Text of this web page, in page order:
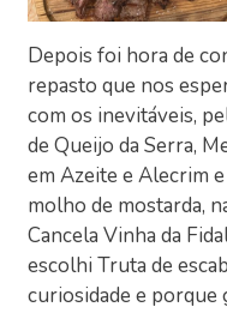
Depois foi hora de
repasto que nos
com os inevitáveis,
de Queijo da Serra,
em Azeite e Alecrim
molho de mostarda,
Cancela Vinha da
escolhi Truta de
curiosidade e porque